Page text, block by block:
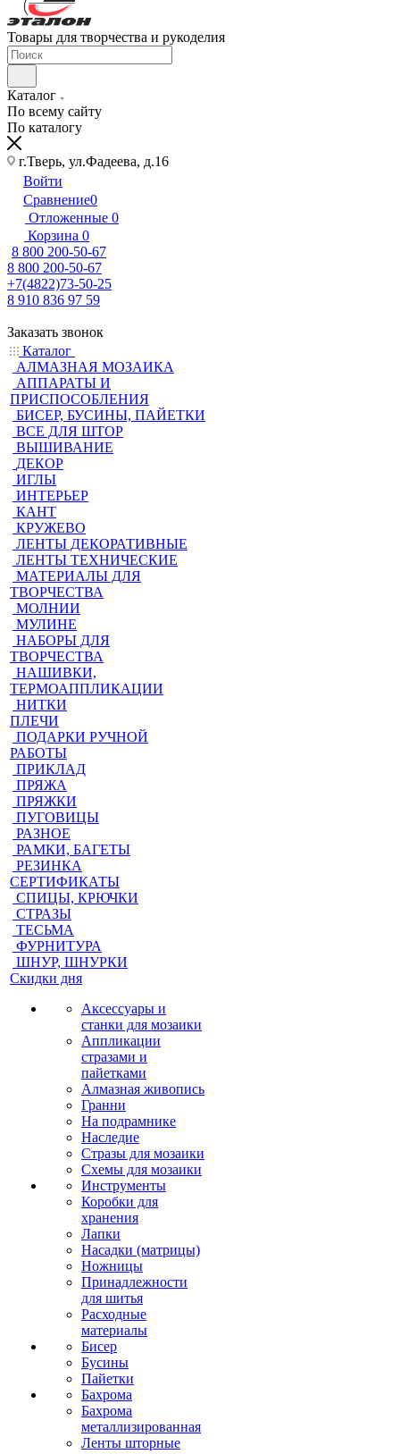
Товары для творчества и рукоделия
Каталог
По всему сайту
По каталогу
г.Тверь, ул.Фадеева, д.16
Войти
Сравнение0
Отложенные 0
Корзина 0
8 800 200-50-67
8 800 200-50-67
+7(4822)73-50-25
8 910 836 97 59
Заказать звонок
Каталог
АЛМАЗНАЯ МОЗАИКА
АППАРАТЫ И
ПРИСПОСОБЛЕНИЯ
БИСЕР, БУСИНЫ, ПАЙЕТКИ
ВСЕ ДЛЯ ШТОР
ВЫШИВАНИЕ
ДЕКОР
ИГЛЫ
ИНТЕРЬЕР
КАНТ
КРУЖЕВО
ЛЕНТЫ ДЕКОРАТИВНЫЕ
ЛЕНТЫ ТЕХНИЧЕСКИЕ
МАТЕРИАЛЫ ДЛЯ
ТВОРЧЕСТВА
МОЛНИИ
МУЛИНЕ
НАБОРЫ ДЛЯ
ТВОРЧЕСТВА
НАШИВКИ,
ТЕРМОАППЛИКАЦИИ
НИТКИ
ПЛЕЧИ
ПОДАРКИ РУЧНОЙ
РАБОТЫ
ПРИКЛАД
ПРЯЖА
ПРЯЖКИ
ПУГОВИЦЫ
РАЗНОЕ
РАМКИ, БАГЕТЫ
РЕЗИНКА
СЕРТИФИКАТЫ
СПИЦЫ, КРЮЧКИ
СТРАЗЫ
ТЕСЬМА
ФУРНИТУРА
ШНУР, ШНУРКИ
Скидки дня
Аксессуары и
станки для мозаики
Аппликации
стразами и
пайетками
Алмазная живопись
Гранни
На подрамнике
Наследие
Стразы для мозаики
Схемы для мозаики
Инструменты
Коробки для
хранения
Лапки
Насадки (матрицы)
Ножницы
Принадлежности
для шитья
Расходные
материалы
Бисер
Бусины
Пайетки
Бахрома
Бахрома
металлизированная
Ленты шторные